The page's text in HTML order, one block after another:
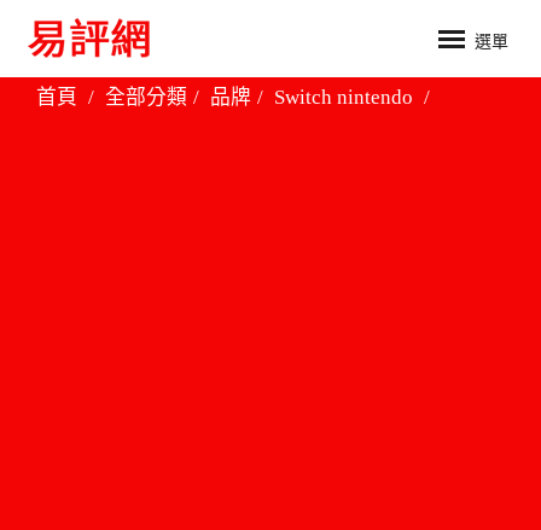
選單
首頁 全部分類 品牌 Switch nintendo